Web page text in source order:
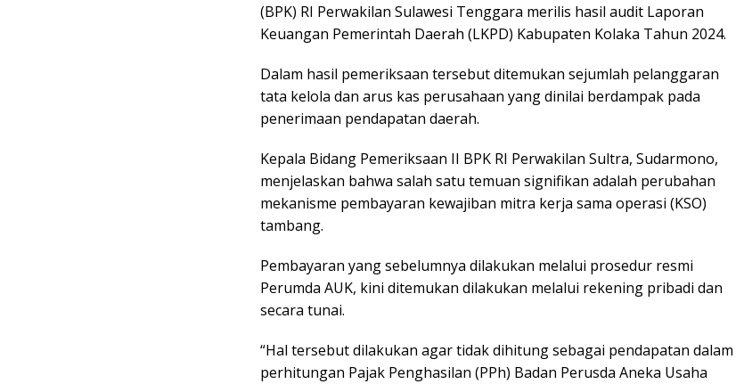
(BPK) RI Perwakilan Sulawesi Tenggara merilis hasil audit Laporan
Keuangan Pemerintah Daerah (LKPD) Kabupaten Kolaka Tahun 2024.
Dalam hasil pemeriksaan tersebut ditemukan sejumlah pelanggaran
tata kelola dan arus kas perusahaan yang dinilai berdampak pada
penerimaan pendapatan daerah.
Kepala Bidang Pemeriksaan II BPK RI Perwakilan Sultra, Sudarmono,
menjelaskan bahwa salah satu temuan signifikan adalah perubahan
mekanisme pembayaran kewajiban mitra kerja sama operasi (KSO)
tambang.
Pembayaran yang sebelumnya dilakukan melalui prosedur resmi
Perumda AUK, kini ditemukan dilakukan melalui rekening pribadi dan
secara tunai.
“Hal tersebut dilakukan agar tidak dihitung sebagai pendapatan dalam
perhitungan Pajak Penghasilan (PPh) Badan Perusda Aneka Usaha